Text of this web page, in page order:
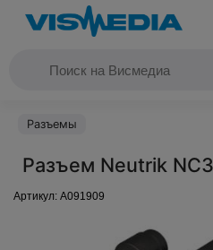
Разъемы
Разъем Neutrik
Артикул: A091909